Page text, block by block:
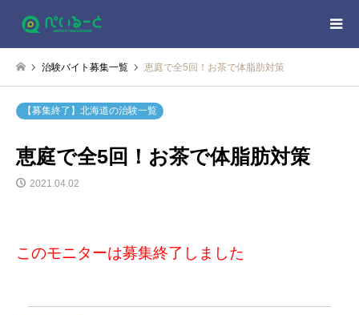
治験バイト募集一覧 恵庭で全5回！お茶で体脂肪対策
【募集終了】北海道の治験一覧
恵庭で全5回！お茶で体脂肪対策
2021.04.02
このモニターは募集終了しました